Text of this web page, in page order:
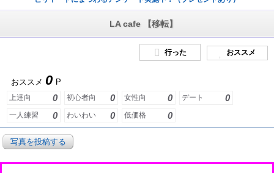
LA cafe 【移転】
行った おススメ
おススメ 0 P
上達向 0 初心者向 0 女性向 0 デート 0
一人練習 0 わいわい 0 低価格 0
写真を投稿する